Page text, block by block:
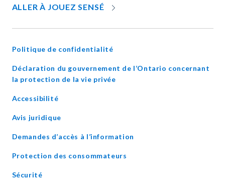
ALLER À JOUEZ SENSÉ
NEW
Politique de confidentialité
Déclaration du gouvernement de l’Ontario concernant
la protection de la vie privéeopens
Accessibilité
Avis juridique
Demandes d’accès à l’information
Protection des consommateurs
Sécurité